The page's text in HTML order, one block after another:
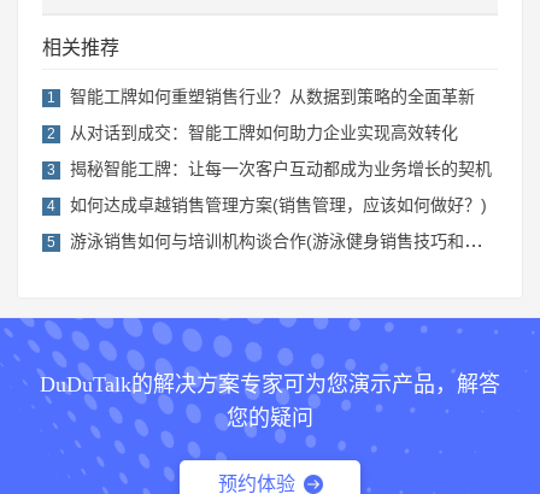
相关推荐
1 智能工牌如何重塑销售行业？从数据到策略的全面革新
2 从对话到成交：智能工牌如何助力企业实现高效转化
3 揭秘智能工牌：让每一次客户互动都成为业务增长的契机
4 如何达成卓越销售管理方案(销售管理，应该如何做好？)
5 游泳销售如何与培训机构谈合作(游泳健身销售技巧和话术)
DuDuTalk的解决方案专家可为您演示产品，解答
您的疑问
预约体验